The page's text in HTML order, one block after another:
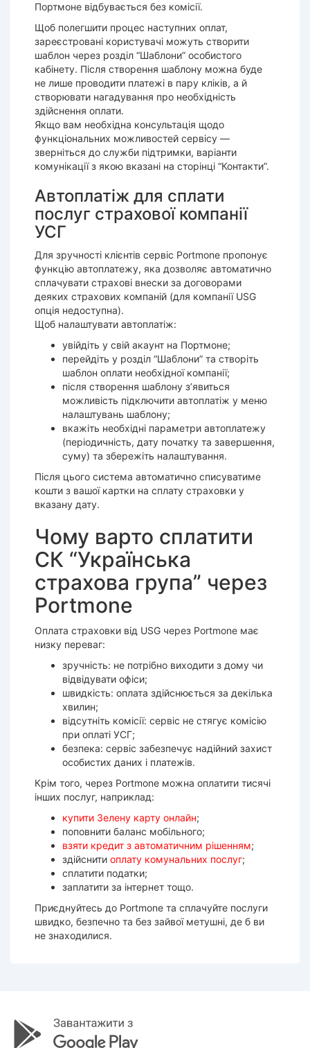
Портмоне відбувається без комісії.
Щоб полегшити процес наступних оплат,
зареєстровані користувачі можуть створити
шаблон через розділ “Шаблони” особистого
кабінету. Після створення шаблону можна буде
не лише проводити платежі в пару кліків, а й
створювати нагадування про необхідність
здійснення оплати.
Якщо вам необхідна консультація щодо
функціональних можливостей сервісу —
зверніться до служби підтримки, варіанти
комунікації з якою вказані на сторінці “Контакти”.
Автоплатіж для сплати
послуг страхової компанії
УСГ
Для зручності клієнтів сервіс Portmone пропонує
функцію автоплатежу, яка дозволяє автоматично
сплачувати страхові внески за договорами
деяких страхових компаній (для компанії USG
опція недоступна).
Щоб налаштувати автоплатіж:
увійдіть у свій акаунт на Портмоне;
перейдіть у розділ “Шаблони” та створіть
шаблон оплати необхідної компанії;
після створення шаблону з’явиться
можливість підключити автоплатіж у меню
налаштувань шаблону;
вкажіть необхідні параметри автоплатежу
(періодичність, дату початку та завершення,
суму) та збережіть налаштування.
Після цього система автоматично списуватиме
кошти з вашої картки на сплату страховки у
вказану дату.
Чому варто сплатити
СК “Українська
страхова група” через
Portmone
Оплата страховки від USG через Portmone має
низку переваг:
зручність: не потрібно виходити з дому чи
відвідувати офіси;
швидкість: оплата здійснюється за декілька
хвилин;
відсутніть комісії: сервіс не стягує комісію
при оплаті УСГ;
безпека: сервіс забезпечує надійний захист
особистих даних і платежів.
Крім того, через Portmone можна оплатити тисячі
інших послуг, наприклад:
купити Зелену карту онлайн;
поповнити баланс мобільного;
взяти кредит з автоматичним рішенням;
здійснити оплату комунальних послуг;
сплатити податки;
заплатити за інтернет тощо.
Приєднуйтесь до Portmone та сплачуйте послуги
швидко, безпечно та без зайвої метушні, де б ви
не знаходилися.